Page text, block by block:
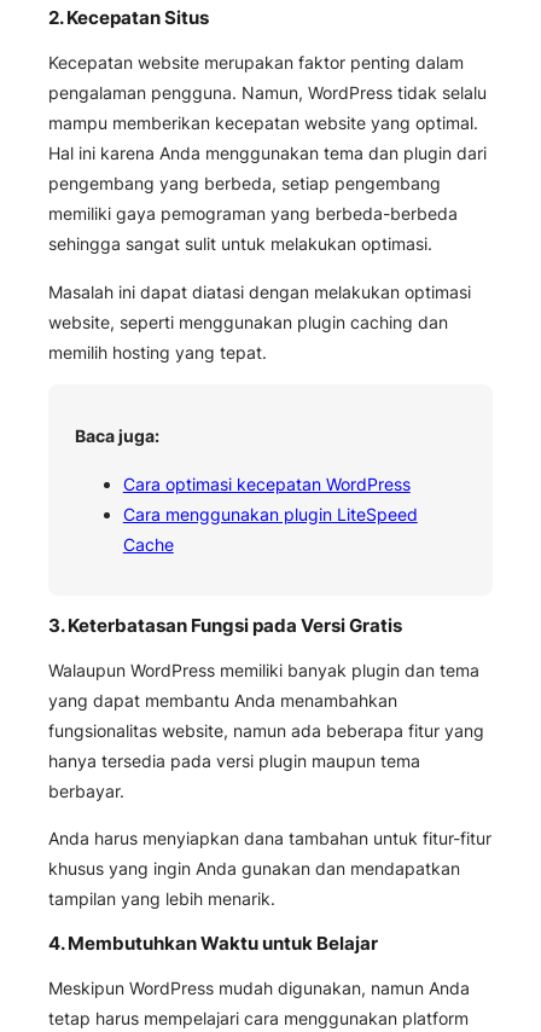
2. Kecepatan Situs
Kecepatan website merupakan faktor penting dalam
pengalaman pengguna. Namun, WordPress tidak selalu
mampu memberikan kecepatan website yang optimal.
Hal ini karena Anda menggunakan tema dan plugin dari
pengembang yang berbeda, setiap pengembang
memiliki gaya pemograman yang berbeda-berbeda
sehingga sangat sulit untuk melakukan optimasi.
Masalah ini dapat diatasi dengan melakukan optimasi
website, seperti menggunakan plugin caching dan
memilih hosting yang tepat.
Baca juga:
Cara optimasi kecepatan WordPress
Cara menggunakan plugin LiteSpeed
Cache
3. Keterbatasan Fungsi pada Versi Gratis
Walaupun WordPress memiliki banyak plugin dan tema
yang dapat membantu Anda menambahkan
fungsionalitas website, namun ada beberapa fitur yang
hanya tersedia pada versi plugin maupun tema
berbayar.
Anda harus menyiapkan dana tambahan untuk fitur-fitur
khusus yang ingin Anda gunakan dan mendapatkan
tampilan yang lebih menarik.
4. Membutuhkan Waktu untuk Belajar
Meskipun WordPress mudah digunakan, namun Anda
tetap harus mempelajari cara menggunakan platform